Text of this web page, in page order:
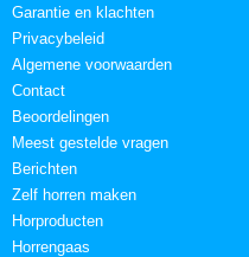
Garantie en klachten
Privacybeleid
Algemene voorwaarden
Contact
Beoordelingen
Meest gestelde vragen
Berichten
Zelf horren maken
Horproducten
Horrengaas